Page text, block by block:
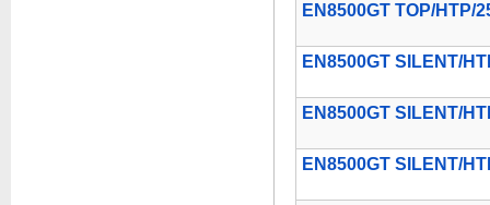
EN8500GT TOP/HTP/
EN8500GT SILENT/
EN8500GT SILENT/
EN8500GT SILENT/